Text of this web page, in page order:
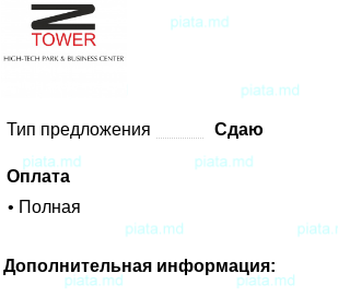
Тип предложения Сдаю
Оплата
• Полная
Дополнительная информация: